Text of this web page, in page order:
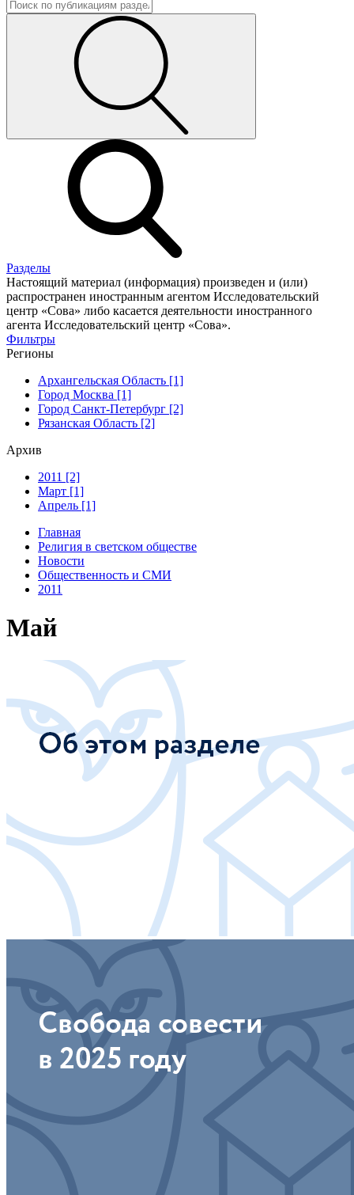
Разделы
Настоящий материал (информация) произведен и (или)
распространен иностранным агентом Исследовательский
центр «Сова» либо касается деятельности иностранного
агента Исследовательский центр «Сова».
Фильтры
Регионы
Архангельская Область [1]
Город Москва [1]
Город Санкт-Петербург [2]
Рязанская Область [2]
Архив
2011 [2]
Март [1]
Апрель [1]
Главная
Религия в светском обществе
Новости
Общественность и СМИ
2011
Май